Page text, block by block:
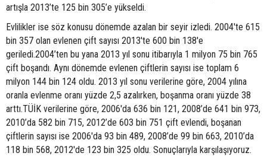
artışla 2013’te 125 bin 305’e yükseldi.
Evlilikler ise söz konusu dönemde azalan bir seyir izledi. 2004'te 615
bin 357 olan evlenen çift sayısı 2013'te 600 bin 138'e
geriledi.2004’ten bu yana 2013 yıl sonu itibarıyla 1 milyon 75 bin 765
çift boşandı. Aynı dönemde evlenen çiftlerin sayısı ise toplam 6
milyon 144 bin 124 oldu. 2013 yıl sonu verilerine göre, 2004 yılına
oranla evlenme oranı yüzde 2,5 azalırken, boşanma oranı yüzde 38
arttı.TÜİK verilerine göre, 2006'da 636 bin 121, 2008’de 641 bin 973,
2010’da 582 bin 715, 2012’de 603 bin 751 çift evlendi, boşanan
çiftlerin sayısı ise 2006'da 93 bin 489, 2008’de 99 bin 663, 2010’da
118 bin 568, 2012'de 123 bin 325 oldu. Sonuçlarıyla karşılaşıyoruz.